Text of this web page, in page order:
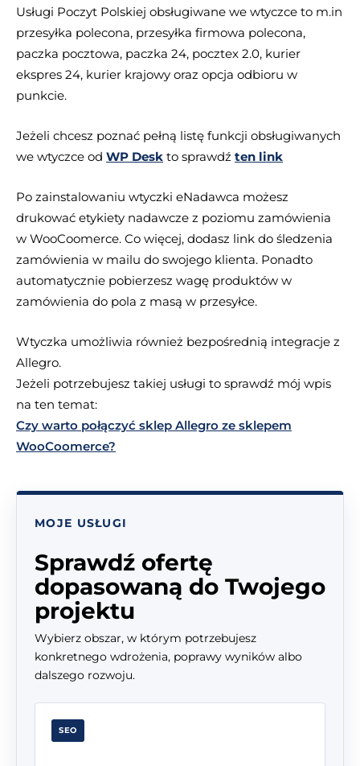
Usługi Poczyt Polskiej obsługiwane we wtyczce to m.in
przesyłka polecona, przesyłka firmowa polecona,
paczka pocztowa, paczka 24, pocztex 2.0, kurier
ekspres 24, kurier krajowy oraz opcja odbioru w
punkcie.
Jeżeli chcesz poznać pełną listę funkcji obsługiwanych
we wtyczce od WP Desk to sprawdź ten link
Po zainstalowaniu wtyczki eNadawca możesz
drukować etykiety nadawcze z poziomu zamówienia
w WooCoomerce. Co więcej, dodasz link do śledzenia
zamówienia w mailu do swojego klienta. Ponadto
automatycznie pobierzesz wagę produktów w
zamówienia do pola z masą w przesyłce.
Wtyczka umożliwia również bezpośrednią integracje z
Allegro.
Jeżeli potrzebujesz takiej usługi to sprawdź mój wpis
na ten temat:
Czy warto połączyć sklep Allegro ze sklepem
WooCoomerce?
MOJE USŁUGI
Sprawdź ofertę
dopasowaną do Twojego
projektu
Wybierz obszar, w którym potrzebujesz
konkretnego wdrożenia, poprawy wyników albo
dalszego rozwoju.
SEO